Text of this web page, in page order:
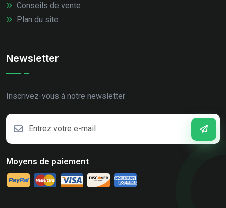
Conseils de vente
Plan du site
Newsletter
Inscrivez-vous à notre newsletter
Moyens de paiement